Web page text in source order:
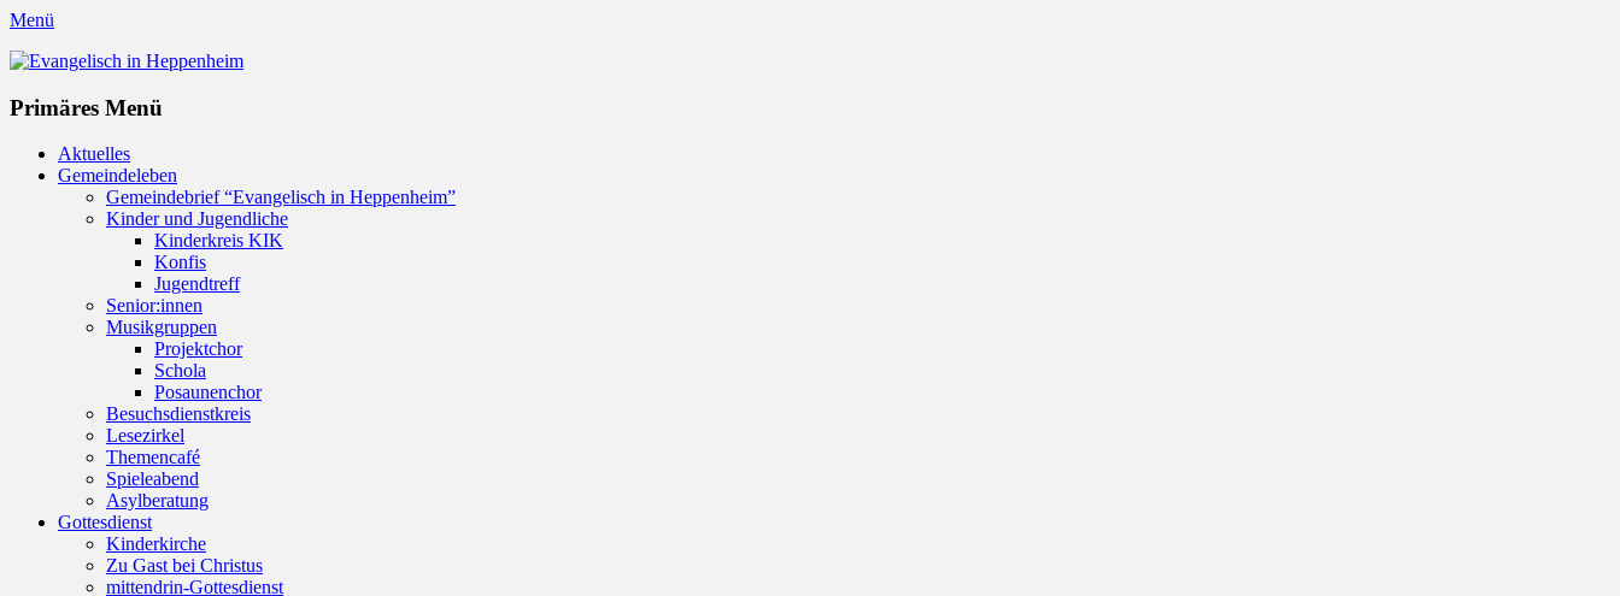
Menü
Evangelisch in Heppenheim
Primäres Menü
Zum
Inhalt
Aktuelles
Gemeindeleben
Gemeindebrief “Evangelisch in Heppenheim”
Kinder und Jugendliche
Kinderkreis KIK
Konfis
Jugendtreff
Senior:innen
Musikgruppen
Projektchor
Schola
Posaunenchor
Besuchsdienstkreis
Lesezirkel
Themencafé
Spieleabend
Asylberatung
Gottesdienst
Kinderkirche
Zu Gast bei Christus
mittendrin-Gottesdienst